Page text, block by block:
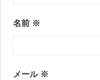
名前 ※
メール ※